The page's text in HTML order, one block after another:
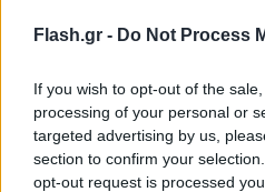
Flash.gr - Do Not Process
If you wish to opt-out of the
processing of your personal or
targeted advertising by us,
section to confirm your
opt-out request is processed